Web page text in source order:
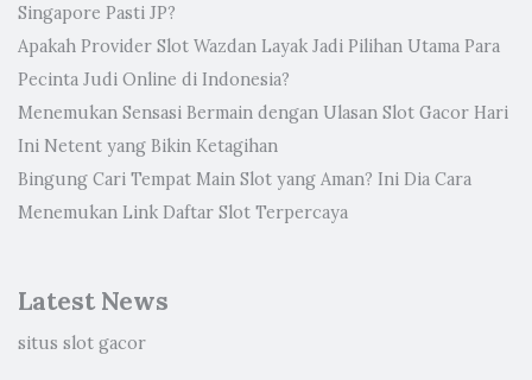
Singapore Pasti JP?
Apakah Provider Slot Wazdan Layak Jadi Pilihan Utama Para
Pecinta Judi Online di Indonesia?
Menemukan Sensasi Bermain dengan Ulasan Slot Gacor Hari
Ini Netent yang Bikin Ketagihan
Bingung Cari Tempat Main Slot yang Aman? Ini Dia Cara
Menemukan Link Daftar Slot Terpercaya
Latest News
situs slot gacor